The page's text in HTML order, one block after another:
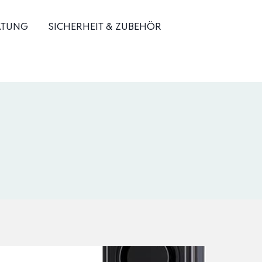
SICHERHEIT & ZUBEHÖR